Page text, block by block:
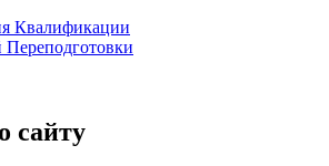
Квалификации
сайту